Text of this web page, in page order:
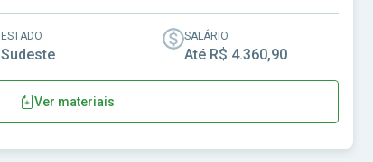
ESTADO
Sudeste
SALÁRIO
Até R$ 4.360,90
Ver materiais